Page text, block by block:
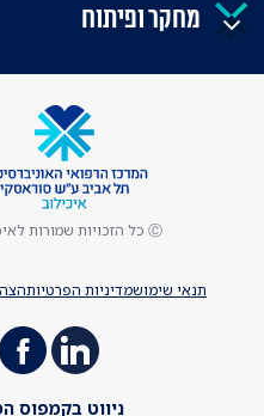
מחקר ופיתוח
תנאי שימושמדיניות הפרטיות
Ⓒ כל הזכויות שמורות לאיכילוב
ניווט בקמפוס